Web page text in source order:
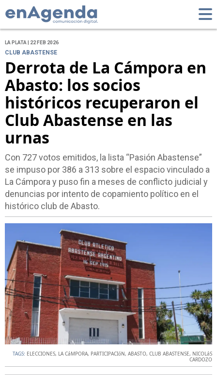
LA PLATA | 22 FEB 2026
CLUB ABASTENSE
Derrota de La Cámpora en
Abasto: los socios
históricos recuperaron el
Club Abastense en las
urnas
Con 727 votos emitidos, la lista “Pasión Abastense”
se impuso por 386 a 313 sobre el espacio vinculado a
La Cámpora y puso fin a meses de conflicto judicial y
denuncias por intento de copamiento político en el
histórico club de Abasto.
TAGS: ELECCIONES, LA CáMPORA, PARTICIPACIóN, ABASTO, CLUB ABASTENSE, NICOLáS
CARDOZO